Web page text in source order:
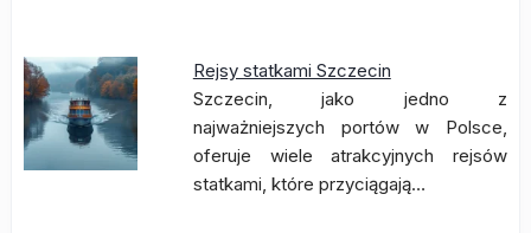
Rejsy statkami Szczecin
Szczecin, jako jedno z
najważniejszych portów w Polsce,
oferuje wiele atrakcyjnych rejsów
statkami, które przyciągają…